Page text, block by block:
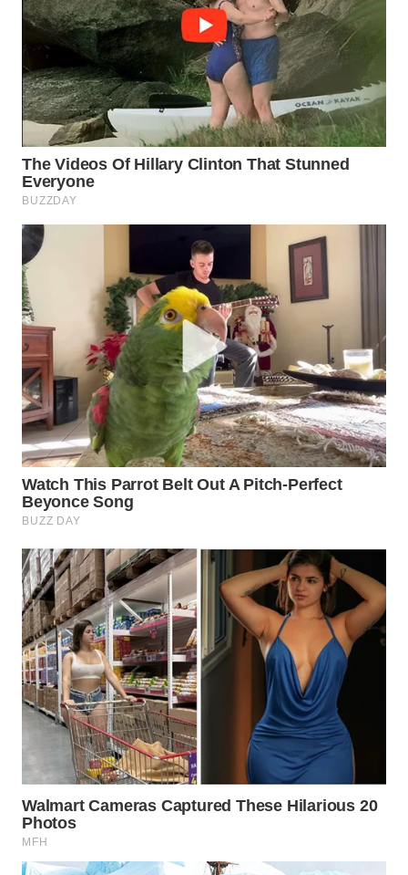
Media
Group
WAHANA
NEWS
WAHANA
TANI
WAHANA
INFRASTRUKTUR
WAHANA
KONSUMEN
WAHANA
LISTRIK
WAHANA
TRAVEL
TV
WAHANANEWS
ID
WAHANANEWS
CO ID
WAHANANEWS
NET
WAHANA
SPORT
WAHANA